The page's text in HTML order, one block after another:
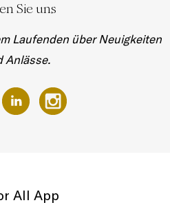
Sie uns
Laufenden über Neuigkeiten
Anlässe.
All App